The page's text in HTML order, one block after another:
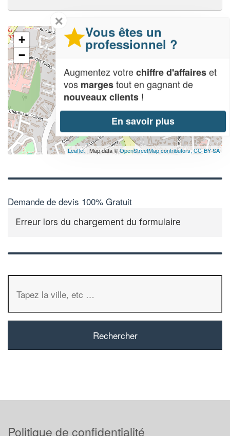
+
−
Leaflet| Map data ©OpenStreetMap contributors,CC-BY-SA
Demande de devis 100% Gratuit
Erreur lors du chargement du formulaire
✕
Vous êtes un
professionnel ?
Augmentez votrechiffre d'affaireset
vos margestout en gagnant de
nouveaux clients !
En savoir plus
Politique de confidentialité